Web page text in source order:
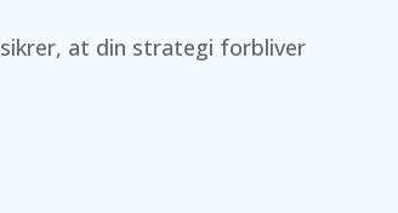
at din strategi forbliver